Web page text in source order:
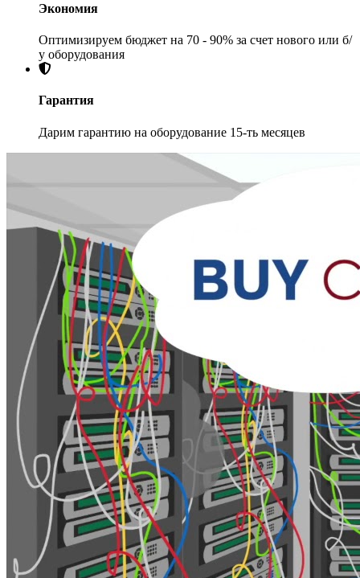
Экономия
Оптимизируем бюджет на 70 - 90% за счет нового или б/
у оборудования
Гарантия
Дарим гарантию на оборудование 15-ть месяцев